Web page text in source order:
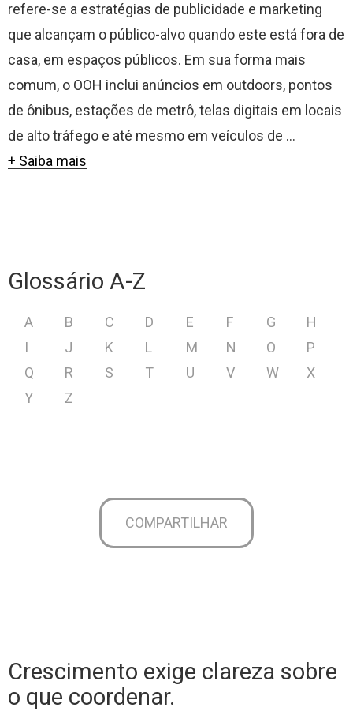
refere-se a estratégias de publicidade e marketing
que alcançam o público-alvo quando este está fora de
casa, em espaços públicos. Em sua forma mais
comum, o OOH inclui anúncios em outdoors, pontos
de ônibus, estações de metrô, telas digitais em locais
de alto tráfego e até mesmo em veículos de ...
+ Saiba mais
Glossário A-Z
A B C D E F G
H
I
J K L M N O
P
Q
R S T U V W
X
Y
Z
COMPARTILHAR
Crescimento exige clareza sobre
o que coordenar.